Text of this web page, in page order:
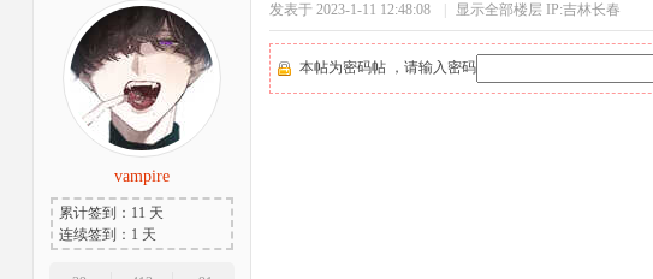
vampire
累计签到：11 天
连续签到：1 天
发表于 2023-1-11 12:48:08 显示全部楼层 IP:吉林长春
本帖为密码帖 ，请输入密码